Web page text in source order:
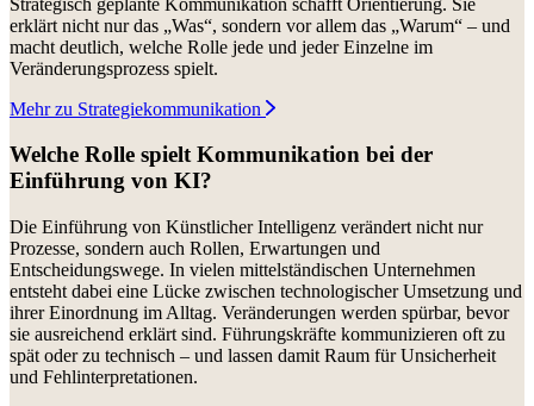
erklärt nicht nur das „Was“, sondern vor allem das „Warum“ – und
macht deutlich, welche Rolle jede und jeder Einzelne im
Veränderungsprozess spielt.
Mehr zu Strategiekommunikation
Welche Rolle spielt Kommunikation bei der
Einführung von KI?
Die Einführung von Künstlicher Intelligenz verändert nicht nur
Prozesse, sondern auch Rollen, Erwartungen und
Entscheidungswege. In vielen mittelständischen Unternehmen
entsteht dabei eine Lücke zwischen technologischer Umsetzung und
ihrer Einordnung im Alltag. Veränderungen werden spürbar, bevor
sie ausreichend erklärt sind. Führungskräfte kommunizieren oft zu
spät oder zu technisch – und lassen damit Raum für Unsicherheit
und Fehlinterpretationen.